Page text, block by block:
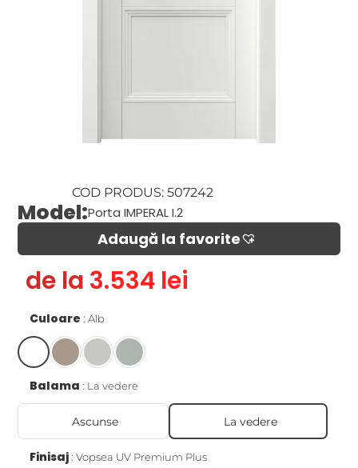
COD PRODUS: 507242
Model:Porta IMPERAL I.2
Adaugă la favorite​
de la 3.534 lei
Culoare Alb
Balama La vedere
Ascunse La vedere
Finisaj Vopsea UV Premium Plus